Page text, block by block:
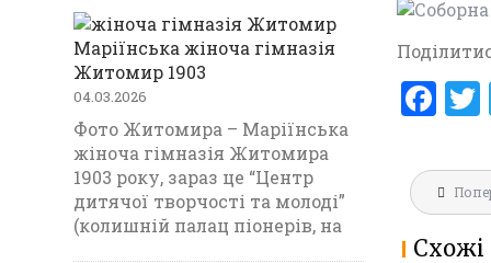
F
ce
b
o
записів
Схожі
1903
Маріїнська жіноча гімназія
Житомир 1903
04.03.2026
Фото Житомира – Маріїнська
жіноча гімназія Житомира
1903 року, зараз це “Центр
дитячої творчості та молоді”
(колишній палац піонерів, на